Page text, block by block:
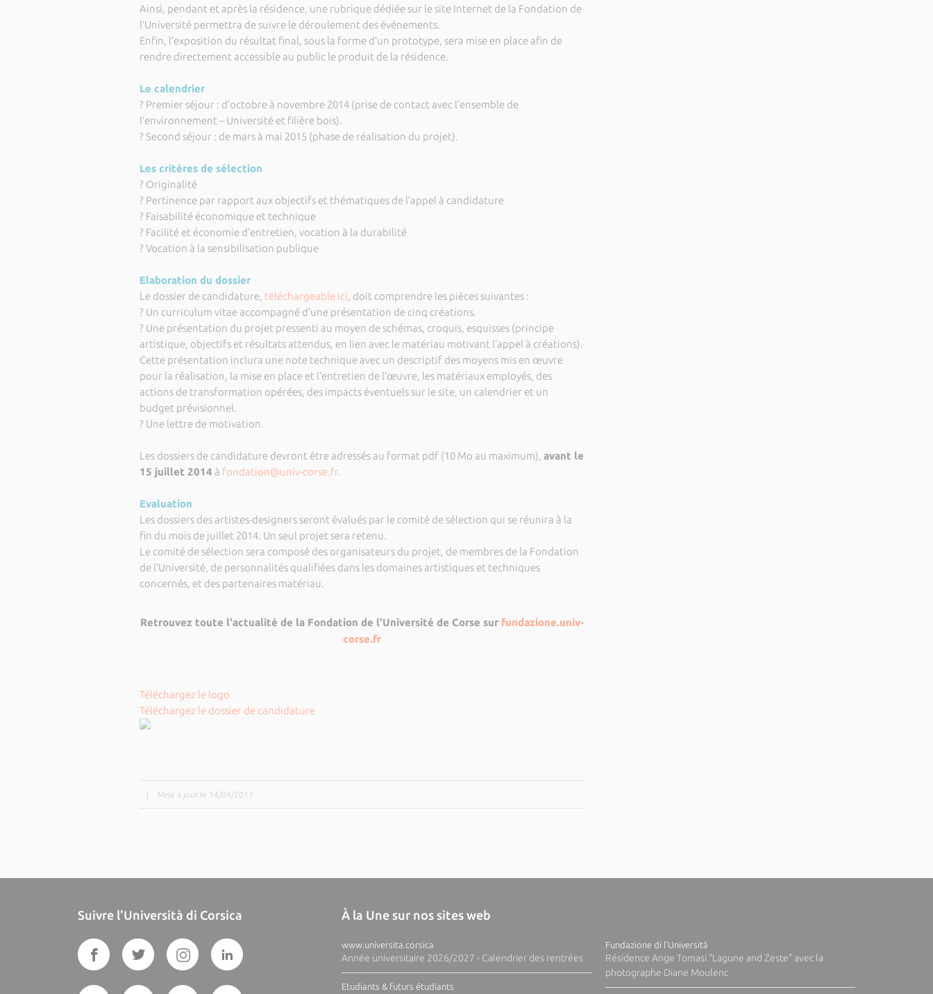
Ainsi, pendant et après la résidence, une rubrique dédiée sur le site Internet de la Fondation de
l’Université permettra de suivre le déroulement des événements.
Enfin, l’exposition du résultat final, sous la forme d’un prototype, sera mise en place afin de
rendre directement accessible au public le produit de la résidence.
Le calendrier
? Premier séjour : d’octobre à novembre 2014 (prise de contact avec l’ensemble de
l’environnement – Université et filière bois).
? Second séjour : de mars à mai 2015 (phase de réalisation du projet).
Les critères de sélection
? Originalité
? Pertinence par rapport aux objectifs et thématiques de l’appel à candidature
? Faisabilité économique et technique
? Facilité et économie d’entretien, vocation à la durabilité
? Vocation à la sensibilisation publique
Elaboration du dossier
Le dossier de candidature, téléchargeable ici, doit comprendre les pièces suivantes :
? Un curriculum vitae accompagné d’une présentation de cinq créations.
? Une présentation du projet pressenti au moyen de schémas, croquis, esquisses (principe
artistique, objectifs et résultats attendus, en lien avec le matériau motivant l’appel à créations).
Cette présentation inclura une note technique avec un descriptif des moyens mis en œuvre
pour la réalisation, la mise en place et l’entretien de l’œuvre, les matériaux employés, des
actions de transformation opérées, des impacts éventuels sur le site, un calendrier et un
budget prévisionnel.
? Une lettre de motivation.
Les dossiers de candidature devront être adressés au format pdf (10 Mo au maximum), avant le
15 juillet 2014 à fondation@univ-corse.fr.
Evaluation
Les dossiers des artistes-designers seront évalués par le comité de sélection qui se réunira à la
fin du mois de juillet 2014. Un seul projet sera retenu.
Le comité de sélection sera composé des organisateurs du projet, de membres de la Fondation
de l’Université, de personnalités qualifiées dans les domaines artistiques et techniques
concernés, et des partenaires matériau.
Retrouvez toute l'actualité de la Fondation de l'Université de Corse sur fundazione.univ-
corse.fr
Téléchargez le logo
Téléchargez le dossier de candidature
Mise à jour le 14/04/2017
Suivre l'Università di Corsica À la Une sur nos sites web
www.universita.corsica
Année universitaire 2026/2027 - Calendrier des rentrées
Etudiants & futurs étudiants
Fundazione di l'Università
Résidence Ange Tomasi "Lagune and Zeste" avec la
photographe Diane Moulenc